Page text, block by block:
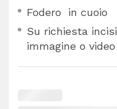
Fodero in cuoio
Su richiesta
immagine o video